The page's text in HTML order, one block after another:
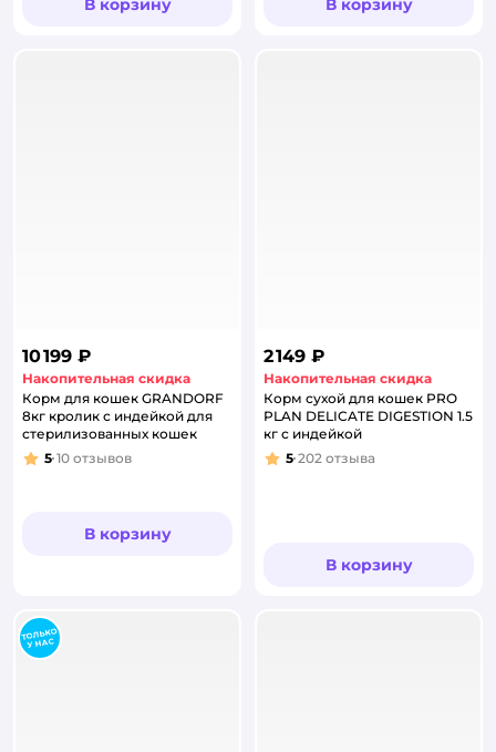
10 199 ₽
Накопительная скидка
Корм для кошек GRANDORF
8кг кролик с индейкой для
стерилизованных кошек
Рейтинг:
5 10 отзывов
В корзину
2 149 ₽
Накопительная скидка
Корм сухой для кошек PRO
PLAN DELICATE DIGESTION 1.5
кг с индейкой
Рейтинг:
5 202 отзыва
В корзину